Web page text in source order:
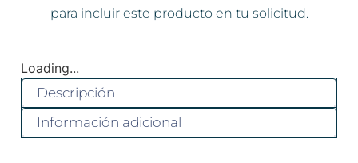
para incluir este producto en tu solicitud.
Loading...
Descripción
Información adicional